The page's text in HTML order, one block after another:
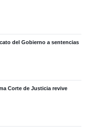
del Gobierno a sentencias
Corte de Justicia revive